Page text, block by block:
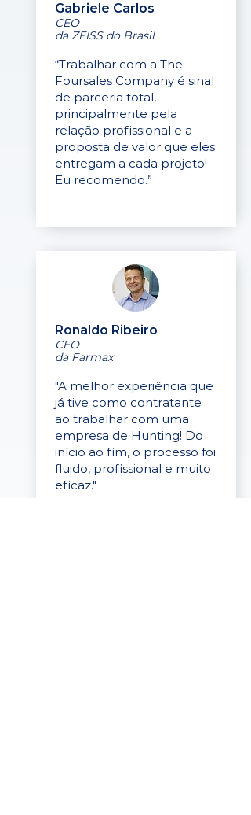
Gabriele Carlos
CEO
da ZEISS do Brasil
“Trabalhar com a The
Foursales Company é sinal
de parceria total,
principalmente pela
relação profissional e a
proposta de valor que eles
entregam a cada projeto!
Eu recomendo.”
Ronaldo Ribeiro
CEO
da Farmax
"A melhor experiência que
já tive como contratante
ao trabalhar com uma
empresa de Hunting! Do
início ao fim, o processo foi
fluido, profissional e muito
eficaz."